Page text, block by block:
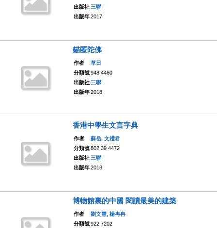
出版社 三聯
出版年2017
貓匿陀佛
作者
草日
分類號948 4460
出版社 三聯
出版年2018
香港中學生文言字典
作者
蘇岳, 文禮君
分類號802.39 4472
出版社 三聯
出版年2018
博物館裏的中國 閱讀最美的建築
作者
劉文豐, 楊冉冉
分類號922 7202